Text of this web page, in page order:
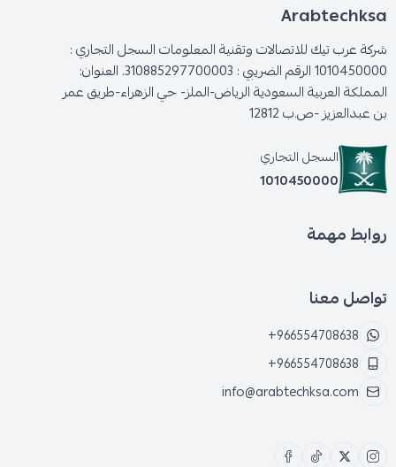
Arabtechksa
شركة عرب تيك للاتصالات وتقنية المعلومات السجل التجاري :
1010450000 الرقم الضريبي : 310885297700003. العنوان:
المملكة العربية السعودية الرياض-الملز- حي الزهراء-طريق عمر
بن عبدالعزيز -ص.ب 12812
السجل التجاري
1010450000
روابط مهمة
تواصل معنا
+966554708638
+966554708638
info@arabtechksa.com